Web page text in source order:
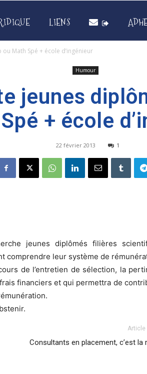
LIENS
Math Spé + école d’ingénieur
Humour
jeunes
+ école
22 février 2013 1
jeunes diplômés filières
comprendre leur système de
de l’entretien de sélection, la
financiers et qui permettra de
Article
Consultants en placement, c’est la